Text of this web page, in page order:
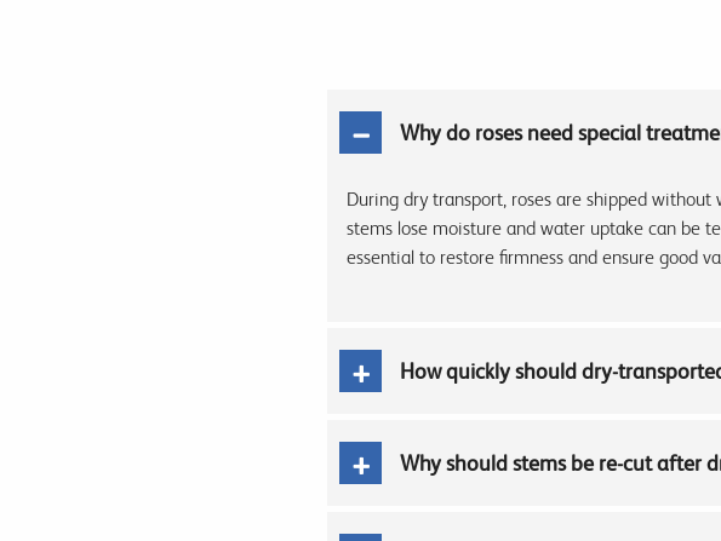
Why do roses need special
During dry transport, roses are shipped
stems lose moisture and water uptake can be
essential to restore firmness and ensure good
How quickly should dry-
Why should stems be re-cut after